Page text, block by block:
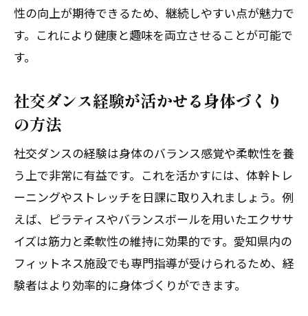
社交ダンスの健康効果を得られる新しい
趣味
社交ダンス代替品で毎日に活力をプラス
初心者が楽しめる社交ダンス代替体験の
紹介
性の向上が期待できるため、継続しやすい点が魅力で
す。これにより健康と趣味を両立させることが可能で
す。
社交ダンス経験が活かせる身体づくり
の方法
社交ダンスの経験は身体のバランス感覚や柔軟性を養
う上で非常に有益です。これを活かすには、体幹トレ
ーニングやストレッチを日課に取り入れましょう。例
えば、ピラティスやバランスボールを用いたエクササ
イズは筋力と柔軟性の維持に効果的です。愛知県内の
フィットネス施設でも専門指導が受けられるため、経
験者はより効率的に身体づくりができます。